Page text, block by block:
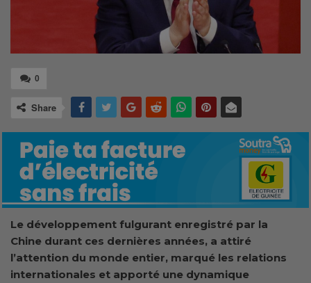
0
Share
Le développement fulgurant enregistré par la
Chine durant ces dernières années, a attiré
l’attention du monde entier, marqué les relations
internationales et apporté une dynamique